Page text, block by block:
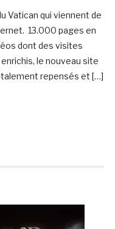
Vatican qui viennent de
13.000 pages en
dont des visites
le nouveau site
repensés et […]